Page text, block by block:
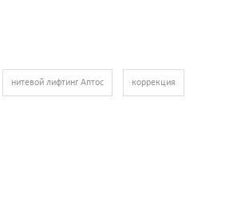
нитевой лифтинг Аптос коррекция